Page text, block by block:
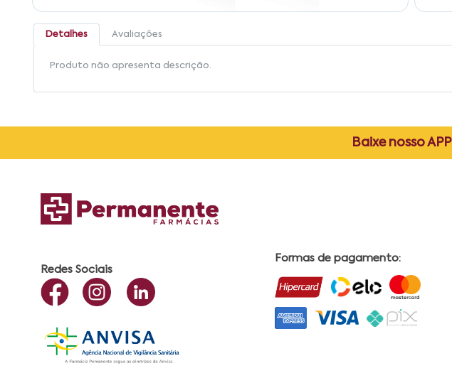
Detalhes Avaliações
Produto não apresenta descrição.
Baixe nosso APP
Redes Sociais
Formas de pagamento: